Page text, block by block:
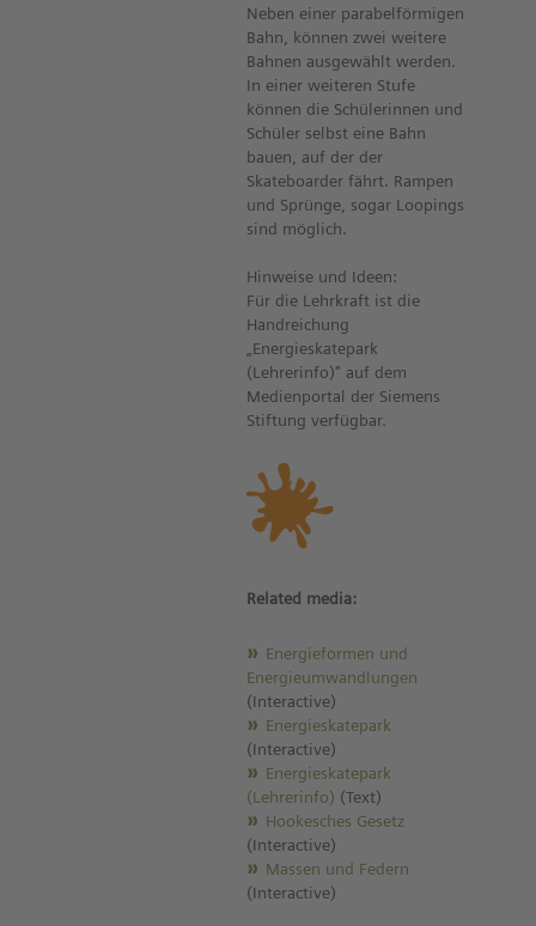
Neben einer parabelförmigen
Bahn, können zwei weitere
Bahnen ausgewählt werden.
In einer weiteren Stufe
können die Schülerinnen und
Schüler selbst eine Bahn
bauen, auf der der
Skateboarder fährt. Rampen
und Sprünge, sogar Loopings
sind möglich.
Hinweise und Ideen:
Für die Lehrkraft ist die
Handreichung
„Energieskatepark
(Lehrerinfo)" auf dem
Medienportal der Siemens
Stiftung verfügbar.
Related media:
Energieformen und
Energieumwandlungen
(Interactive)
Energieskatepark
(Interactive)
Energieskatepark
(Lehrerinfo) (Text)
Hookesches Gesetz
(Interactive)
Massen und Federn
(Interactive)